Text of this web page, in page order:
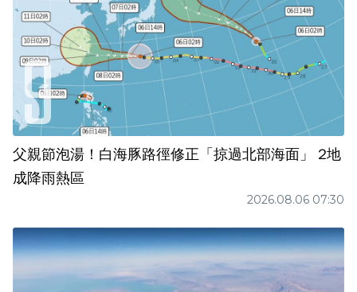
父親節泡湯！白海豚路徑修正「掠過北部海面」 2地
成降雨熱區
2026.08.06 07:30